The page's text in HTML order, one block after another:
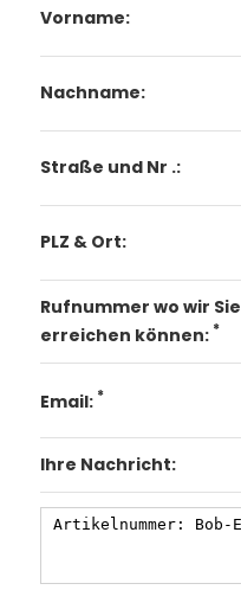
Vorname:
Nachname:
Straße und Nr .:
PLZ & Ort:
Rufnummer wo wir Sie
erreichen können: *
Email: *
Ihre Nachricht: